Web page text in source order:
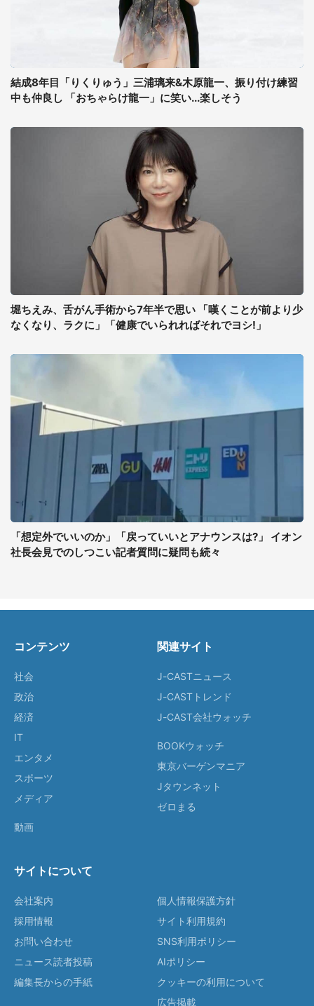
結成8年目「りくりゅう」三浦璃来&木原龍一、振り付け練習
中も仲良し 「おちゃらけ龍一」に笑い...楽しそう
堀ちえみ、舌がん手術から7年半で思い 「嘆くことが前より少
なくなり、ラクに」「健康でいられればそれでヨシ!」
「想定外でいいのか」「戻っていいとアナウンスは?」 イオン
社長会見でのしつこい記者質問に疑問も続々
コンテンツ
社会
政治
経済
IT
エンタメ
スポーツ
メディア
動画
関連サイト
J-CASTニュース
J-CASTトレンド
J-CAST会社ウォッチ
BOOKウォッチ
東京バーゲンマニア
Jタウンネット
ゼロまる
サイトについて
会社案内
採用情報
お問い合わせ
ニュース読者投稿
編集長からの手紙
個人情報保護方針
サイト利用規約
SNS利用ポリシー
AIポリシー
クッキーの利用について
広告掲載